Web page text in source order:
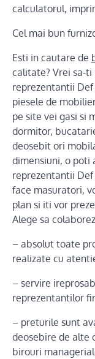
calculatorul,
Cel mai bun
Esti in cautare de
calitate? Vrei sa-
reprezentantii
piesele de
pe site vei gasi si
dormitor,
deosebit ori
dimensiuni, o poti
reprezentantii
face masuratori,
plan si iti vor
Alege sa
– absolut toate
realizate cu
– servire
reprezentantilor
– preturile sunt
deosebire de alte
birouri